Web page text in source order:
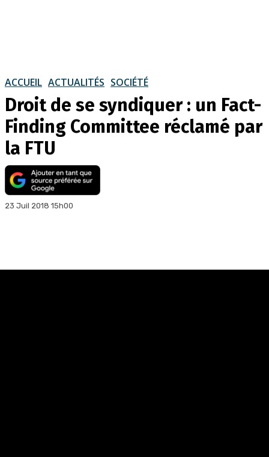
ACCUEIL ACTUALITÉS SOCIÉTÉ
Droit de se syndiquer : un Fact-
Finding Committee réclamé par
la FTU
23 Juil 2018 15h00